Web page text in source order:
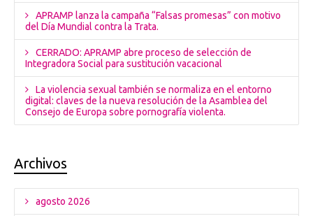
APRAMP lanza la campaña “Falsas promesas” con motivo
del Día Mundial contra la Trata.
CERRADO: APRAMP abre proceso de selección de
Integradora Social para sustitución vacacional
La violencia sexual también se normaliza en el entorno
digital: claves de la nueva resolución de la Asamblea del
Consejo de Europa sobre pornografía violenta.
Archivos
agosto 2026